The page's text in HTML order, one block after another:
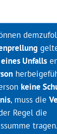
Unfalls
keine
, muss die
Regel die